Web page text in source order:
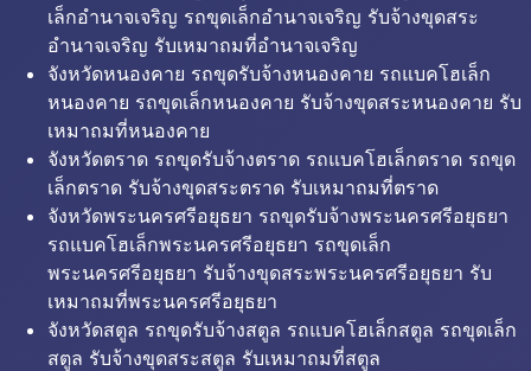
เล็กอำนาจเจริญ รถขุดเล็กอำนาจเจริญ รับจ้างขุดสระ
อำนาจเจริญ รับเหมาถมที่อำนาจเจริญ
จังหวัดหนองคาย รถขุดรับจ้างหนองคาย รถแบคโฮเล็ก
หนองคาย รถขุดเล็กหนองคาย รับจ้างขุดสระหนองคาย รับ
เหมาถมที่หนองคาย
จังหวัดตราด รถขุดรับจ้างตราด รถแบคโฮเล็กตราด รถขุด
เล็กตราด รับจ้างขุดสระตราด รับเหมาถมที่ตราด
จังหวัดพระนครศรีอยุธยา รถขุดรับจ้างพระนครศรีอยุธยา
รถแบคโฮเล็กพระนครศรีอยุธยา รถขุดเล็ก
พระนครศรีอยุธยา รับจ้างขุดสระพระนครศรีอยุธยา รับ
เหมาถมที่พระนครศรีอยุธยา
จังหวัดสตูล รถขุดรับจ้างสตูล รถแบคโฮเล็กสตูล รถขุดเล็ก
สตูล รับจ้างขุดสระสตูล รับเหมาถมที่สตูล